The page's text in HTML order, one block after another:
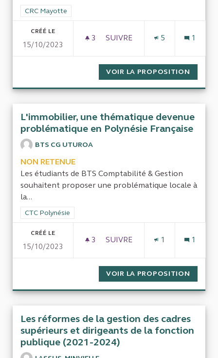
Filtrer les résultats de la catégorie : CRC Mayotte
CRC Mayotte
CRÉÉ LE
15/10/2023
3 3 ABONNÉS
SUIVRE
5 1
VOIR LA PROPOSITION
L'immobilier, une thématique devenue
problématique en Polynésie Française
BTS CG UTUROA
NON RETENUE
Les étudiants de BTS Comptabilité & Gestion
souhaitent proposer une problématique locale à
la...
Filtrer les résultats de la catégorie : CTC Polynésie
CTC Polynésie
CRÉÉ LE
15/10/2023
3 3 ABONNÉS
SUIVRE
1 1
VOIR LA PROPOSITION
Les réformes de la gestion des cadres
supérieurs et dirigeants de la fonction
publique (2021-2024)